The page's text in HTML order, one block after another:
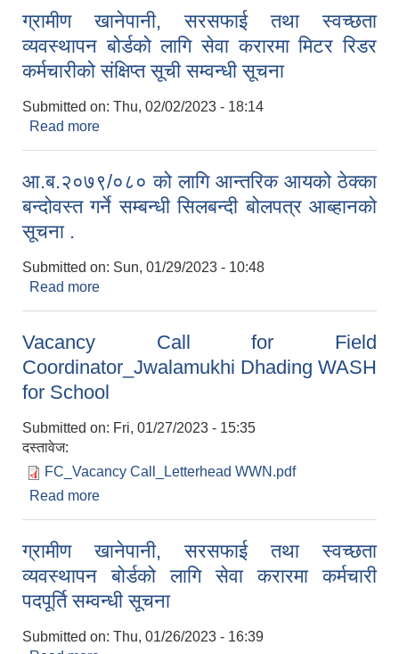
ग्रामीण खानेपानी, सरसफाई तथा स्वच्छता
व्यवस्थापन बोर्डको लागि सेवा करारमा मिटर रिडर
कर्मचारीको संक्षिप्त सूची सम्वन्धी सूचना
Submitted on: Thu, 02/02/2023 - 18:14
Read more
आ.ब.२०७९/०८० को लागि आन्तरिक आयको ठेक्का
बन्दोवस्त गर्ने सम्बन्धी सिलबन्दी बोलपत्र आब्हानको
सूचना .
Submitted on: Sun, 01/29/2023 - 10:48
Read more
Vacancy Call for Field
Coordinator_Jwalamukhi Dhading WASH
for School
Submitted on: Fri, 01/27/2023 - 15:35
दस्तावेज:
FC_Vacancy Call_Letterhead WWN.pdf
Read more
ग्रामीण खानेपानी, सरसफाई तथा स्वच्छता
व्यवस्थापन बोर्डको लागि सेवा करारमा कर्मचारी
पदपूर्ति सम्वन्धी सूचना
Submitted on: Thu, 01/26/2023 - 16:39